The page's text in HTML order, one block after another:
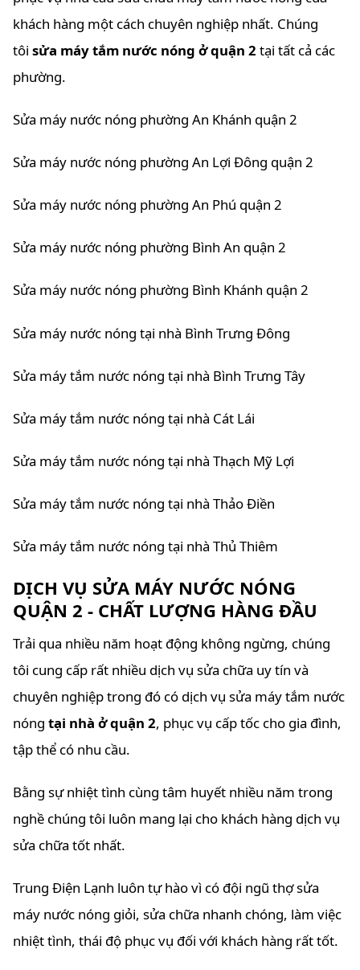
khách hàng một cách chuyên nghiệp nhất. Chúng
tôi sửa máy tắm nước nóng ở quận 2 tại tất cả các
phường.
Sửa máy nước nóng phường An Khánh quận 2
Sửa máy nước nóng phường An Lợi Đông quận 2
Sửa máy nước nóng phường An Phú quận 2
Sửa máy nước nóng phường Bình An quận 2
Sửa máy nước nóng phường Bình Khánh quận 2
Sửa máy nước nóng tại nhà Bình Trưng Đông
Sửa máy tắm nước nóng tại nhà Bình Trưng Tây
Sửa máy tắm nước nóng tại nhà Cát Lái
Sửa máy tắm nước nóng tại nhà Thạch Mỹ Lợi
Sửa máy tắm nước nóng tại nhà Thảo Điền
Sửa máy tắm nước nóng tại nhà Thủ Thiêm
DỊCH VỤ SỬA MÁY NƯỚC NÓNG
QUẬN 2 - CHẤT LƯỢNG HÀNG ĐẦU
Trải qua nhiều năm hoạt động không ngừng, chúng
tôi cung cấp rất nhiều dịch vụ sửa chữa uy tín và
chuyên nghiệp trong đó có dịch vụ sửa máy tắm nước
nóng tại nhà ở quận 2, phục vụ cấp tốc cho gia đình,
tập thể có nhu cầu.
Bằng sự nhiệt tình cùng tâm huyết nhiều năm trong
nghề chúng tôi luôn mang lại cho khách hàng dịch vụ
sửa chữa tốt nhất.
Trung Điện Lạnh luôn tự hào vì có đội ngũ thợ sửa
máy nước nóng giỏi, sửa chữa nhanh chóng, làm việc
nhiệt tình, thái độ phục vụ đối với khách hàng rất tốt.